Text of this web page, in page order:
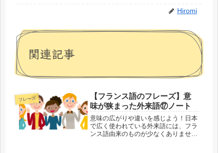
Hiromi
関連記事
フレーズ
【フランス語のフレーズ】意
味が狭まった外来語⑰ノート
意味の広がりや違いを感じよう！日本
で広く使われている外来語には、フラ
ンス語由来のものが少なくありませ